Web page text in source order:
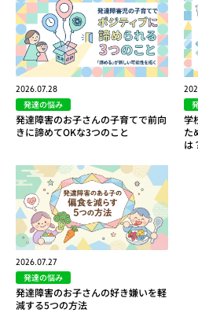
2026.07.28
発達の悩み
発達障害のお子さんの子育てで前向
きに諦めてOKな3つのこと
学
た
は
2026.07.27
発達の悩み
発達障害のお子さんの好き嫌いを軽
減する5つの方法